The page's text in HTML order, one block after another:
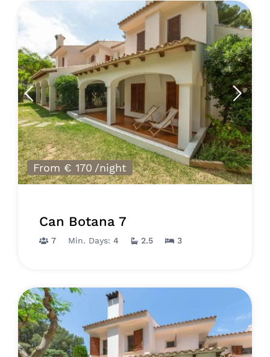
From € 170/night
Can Botana 7
7 Min. Days: 4 2.5 3